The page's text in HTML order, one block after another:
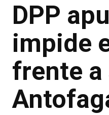
DPP
impide
frente a